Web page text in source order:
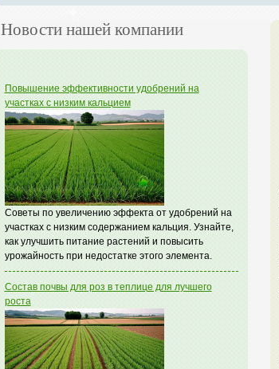
Новости нашей компании
Повышение эффективности удобрений на
участках с низким кальцием
Советы по увеличению эффекта от удобрений на
участках с низким содержанием кальция. Узнайте,
как улучшить питание растений и повысить
урожайность при недостатке этого элемента.
Состав почвы для роз в теплице для лучшего
роста